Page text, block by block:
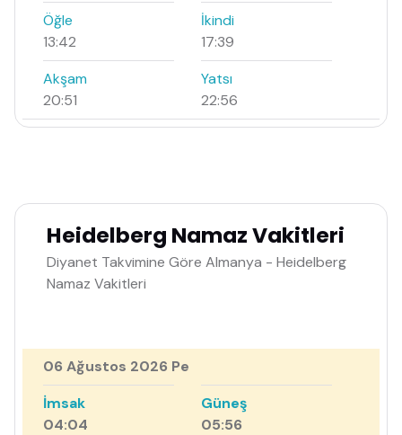
Öğle
13:42
İkindi
17:39
Akşam
20:51
Yatsı
22:56
Heidelberg Namaz Vakitleri
Diyanet Takvimine Göre Almanya - Heidelberg
Namaz Vakitleri
06 Ağustos 2026 Pe
İmsak
04:04
Güneş
05:56